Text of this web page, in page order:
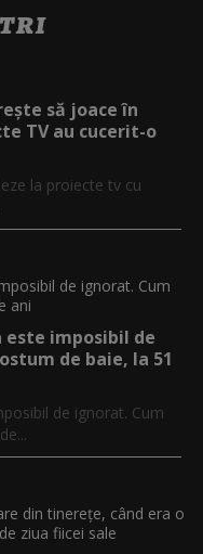
să joace în
TV au cucerit-o
la proiecte tv cu
imposibil de
de baie, la 51
de ignorat. Cum